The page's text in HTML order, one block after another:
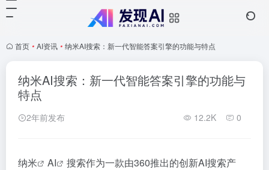
首页 • AI资讯 • 纳米AI搜索：新一代智能答案引擎的功能与特点
纳米AI搜索：新一代智能答案引擎的功能与
特点
2年前发布 12.2K 0
纳米 AI
搜索作为一款由360推出的创新AI搜索产